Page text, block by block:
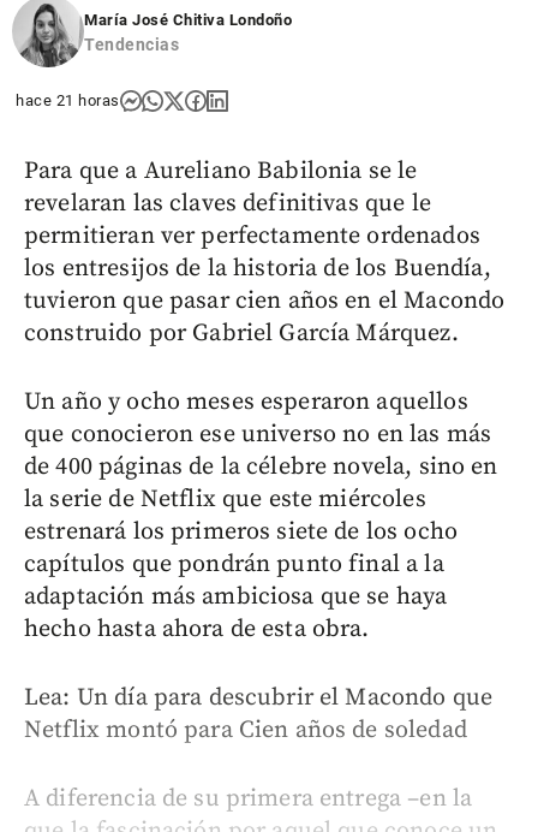
María José Chitiva Londoño
Tendencias
hace 21 horas
Para que a Aureliano Babilonia se le
revelaran las claves definitivas que le
permitieran ver perfectamente ordenados
los entresijos de la historia de los Buendía,
tuvieron que pasar cien años en el Macondo
construido por Gabriel García Márquez.
Un año y ocho meses esperaron aquellos
que conocieron ese universo no en las más
de 400 páginas de la célebre novela, sino en
la serie de Netflix que este miércoles
estrenará los primeros siete de los ocho
capítulos que pondrán punto final a la
adaptación más ambiciosa que se haya
hecho hasta ahora de esta obra.
Lea: Un día para descubrir el Macondo que
Netflix montó para Cien años de soledad
A diferencia de su primera entrega –en la